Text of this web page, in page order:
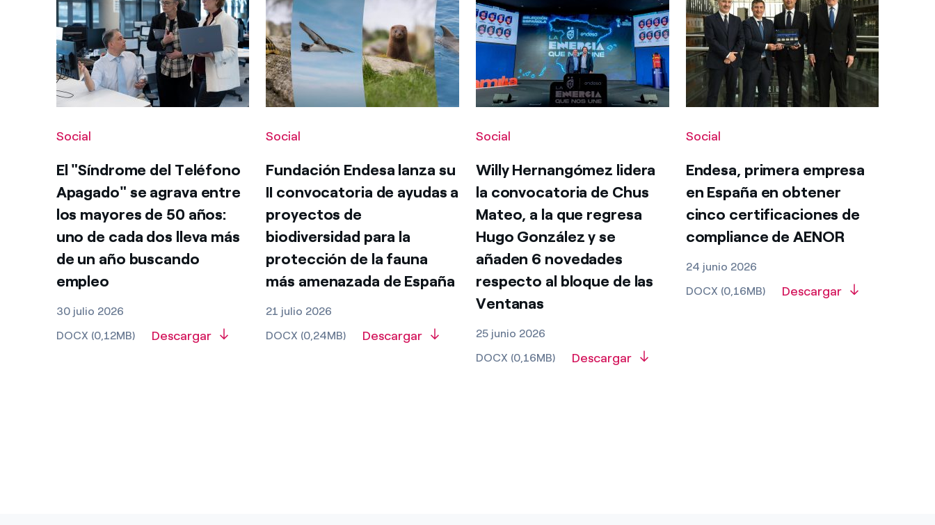
Social
El "Síndrome del Teléfono
Apagado" se agrava entre
los mayores de 50 años:
uno de cada dos lleva más
de un año buscando
empleo
30 julio 2026
DOCX (0,12MB)
Descargar
Social
Fundación Endesa lanza su
II convocatoria de ayudas a
proyectos de
biodiversidad para la
protección de la fauna
más amenazada de España
21 julio 2026
DOCX (0,24MB)
Descargar
Social
Willy Hernangómez lidera
la convocatoria de Chus
Mateo, a la que regresa
Hugo González y se
añaden 6 novedades
respecto al bloque de las
Ventanas
25 junio 2026
DOCX (0,16MB)
Descargar
Social
Endesa, primera empresa
en España en obtener
cinco certificaciones de
compliance de AENOR
24 junio 2026
DOCX (0,16MB)
Descargar